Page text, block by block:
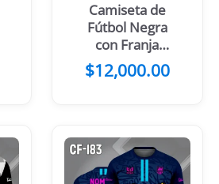
Camiseta de
Fútbol Negra
con Franja
Central Blanca
y Celeste
$12,000.00